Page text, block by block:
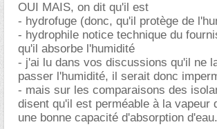
OUI MAIS, on dit qu'il est
- hydrofuge (donc, qu'il protège de
- hydrophile notice technique du
qu'il absorbe l'humidité
- j'ai lu dans vos discussions qu'il ne
passer l'humidité, il serait donc
- mais sur les comparaisons des
disent qu'il est perméable à la vapeur
une bonne capacité d'absorption d'eau.